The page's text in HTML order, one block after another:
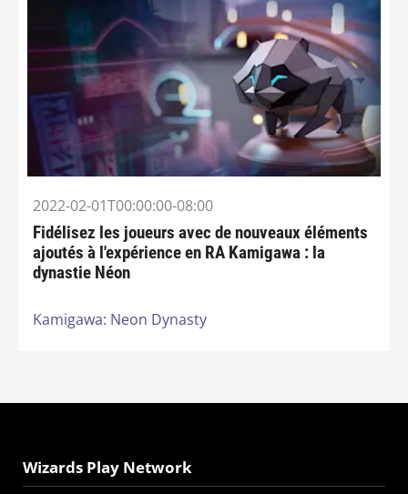
2022-02-01T00:00:00-08:00
Fidélisez les joueurs avec de nouveaux éléments
ajoutés à l'expérience en RA Kamigawa : la
dynastie Néon
Kamigawa: Neon Dynasty
Wizards Play Network